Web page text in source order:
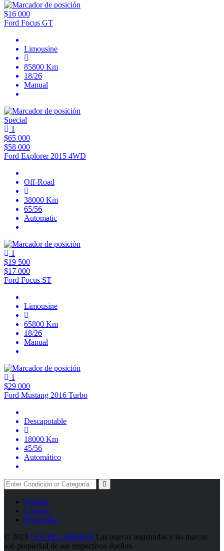
$16 000
Ford Focus GT
Limousine
85800 Km
18/26
Manual
Special
1
$65 000
$58 000
Ford Explorer 2015 4WD
Off-Road
38000 Km
65/56
Automatic
1
$19 500
$17 000
Ford Focus ST
Limousine
65800 Km
18/26
Manual
1
$29 000
Ford Mustang 2016 Turbo
Descapotable
18000 Km
45/56
Automático
Soporte
Cookies
Privacidad
© 2023 COUPECABRIO® Las marcas registradas y las marcas
son propiedad de sus respectivos dueños.